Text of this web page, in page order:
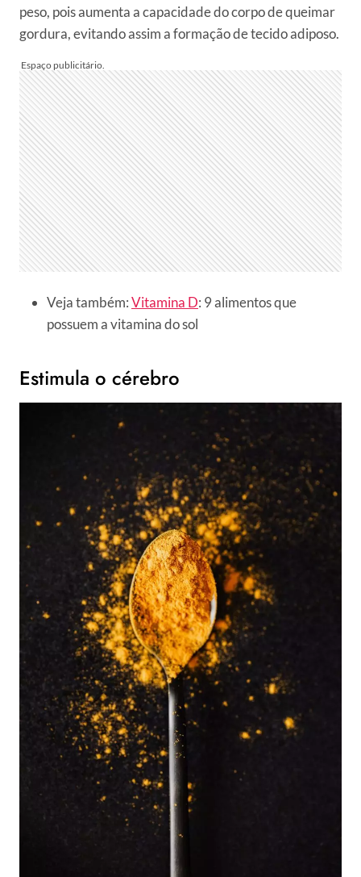
peso, pois aumenta a capacidade do corpo de queimar
gordura, evitando assim a formação de tecido adiposo.
Veja também:Vitamina D: 9 alimentos que
possuem a vitamina do sol
Estimula o cérebro